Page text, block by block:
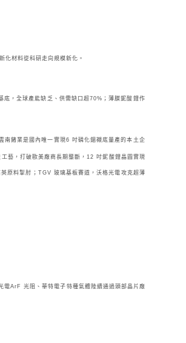
化材料從科研走向規模新化。
底，全球產能缺乏、供需缺口超70%；薄膜鈮酸鋰作
南鍺業是國內唯一實現6 吋磷化銦襯底量產的本土企
藝，打破歐美廠商長期壟斷，12 吋鈮酸鋰晶圓實現
原料掣肘；TGV 玻璃基板賽道，沃格光電攻克超薄
電ArF 光阻、華特電子特種氣體陸續通過頭部晶片廠